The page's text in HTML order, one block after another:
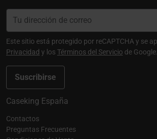
Suscribirse
Este sitio está protegido por reCAPTCHA y se
Privacidad y losTérminos del Servicio de Google.
Caseking España
Contactos
Preguntas Frecuentes